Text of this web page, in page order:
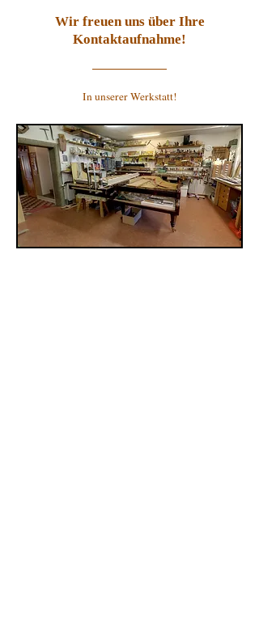
Wir freuen uns über Ihre
Kontaktaufnahme!
In unserer Werkstatt!